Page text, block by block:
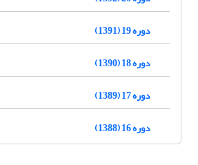
دوره 19 (1391)
دوره 18 (1390)
دوره 17 (1389)
دوره 16 (1388)